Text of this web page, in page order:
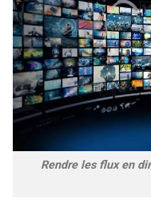
Rendre les flux en